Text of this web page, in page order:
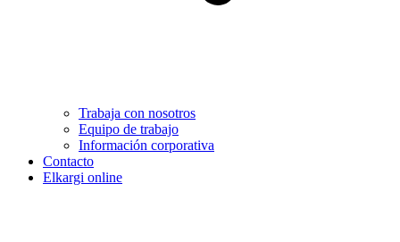
Trabaja con nosotros
Equipo de trabajo
Información corporativa
Contacto
Elkargi online